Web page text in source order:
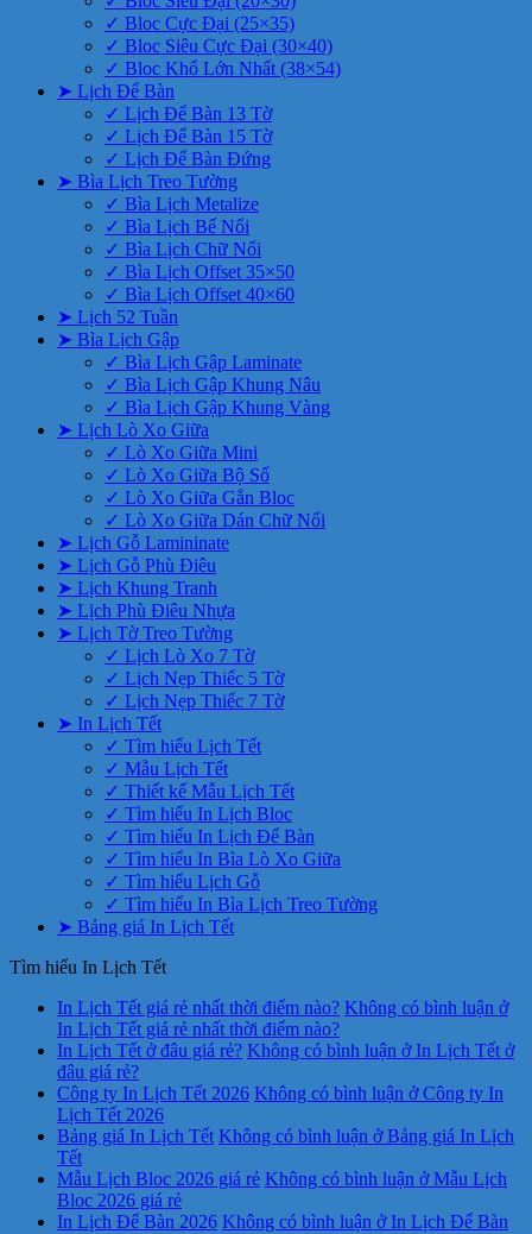
✓ Bloc Cực Đại (25×35)
✓ Bloc Siêu Cực Đại (30×40)
✓ Bloc Khổ Lớn Nhất (38×54)
➤ Lịch Để Bàn
✓ Lịch Để Bàn 13 Tờ
✓ Lịch Để Bàn 15 Tờ
✓ Lịch Để Bàn Đứng
➤ Bìa Lịch Treo Tường
✓ Bìa Lịch Metalize
✓ Bìa Lịch Bế Nổi
✓ Bìa Lịch Chữ Nổi
✓ Bìa Lịch Offset 35×50
✓ Bìa Lịch Offset 40×60
➤ Lịch 52 Tuần
➤ Bìa Lịch Gập
✓ Bìa Lịch Gập Laminate
✓ Bìa Lịch Gập Khung Nâu
✓ Bìa Lịch Gập Khung Vàng
➤ Lịch Lò Xo Giữa
✓ Lò Xo Giữa Mini
✓ Lò Xo Giữa Bộ Số
✓ Lò Xo Giữa Gắn Bloc
✓ Lò Xo Giữa Dán Chữ Nổi
➤ Lịch Gỗ Lamininate
➤ Lịch Gỗ Phù Điêu
➤ Lịch Khung Tranh
➤ Lịch Phù Điêu Nhựa
➤ Lịch Tờ Treo Tường
✓ Lịch Lò Xo 7 Tờ
✓ Lịch Nẹp Thiếc 5 Tờ
✓ Lịch Nẹp Thiếc 7 Tờ
➤ In Lịch Tết
✓ Tìm hiểu Lịch Tết
✓ Mẫu Lịch Tết
✓ Thiết kế Mẫu Lịch Tết
✓ Tìm hiểu In Lịch Bloc
✓ Tìm hiểu In Lịch Để Bàn
✓ Tìm hiểu In Bìa Lò Xo Giữa
✓ Tìm hiểu Lịch Gỗ
✓ Tìm hiểu In Bìa Lịch Treo Tường
➤ Bảng giá In Lịch Tết
Tìm hiểu In Lịch Tết
In Lịch Tết giá rẻ nhất thời điểm nào? Không có bình luận ở
In Lịch Tết giá rẻ nhất thời điểm nào?
In Lịch Tết ở đâu giá rẻ? Không có bình luận ở In Lịch Tết ở
đâu giá rẻ?
Công ty In Lịch Tết 2026 Không có bình luận ở Công ty In
Lịch Tết 2026
Bảng giá In Lịch Tết Không có bình luận ở Bảng giá In Lịch
Tết
Mẫu Lịch Bloc 2026 giá rẻ Không có bình luận ở Mẫu Lịch
Bloc 2026 giá rẻ
In Lịch Để Bàn 2026 Không có bình luận ở In Lịch Để Bàn